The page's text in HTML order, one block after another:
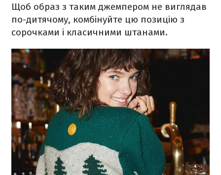
Щоб образ з таким джемпером не виглядав
по-дитячому, комбінуйте цю позицію з
сорочками і класичними штанами.